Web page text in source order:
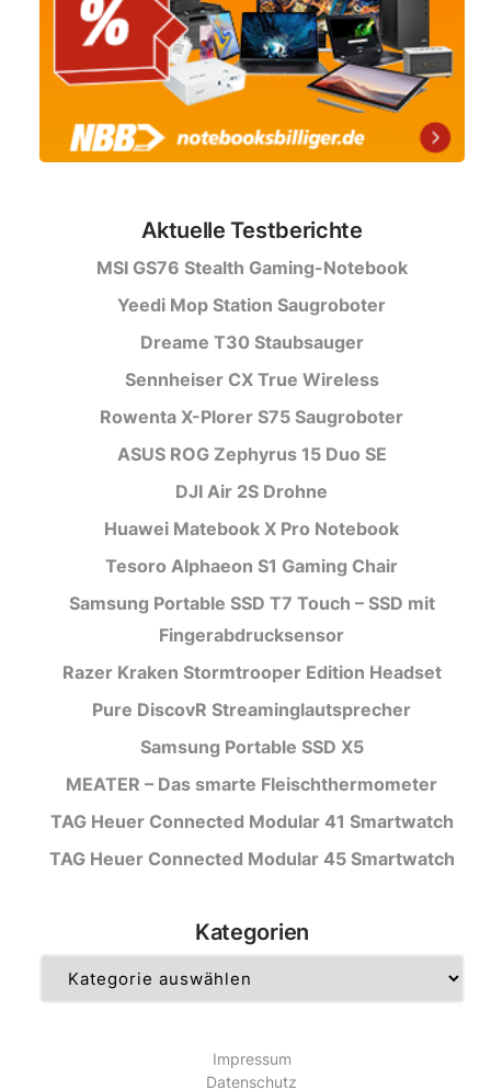
Aktuelle Testberichte
MSI GS76 Stealth Gaming-Notebook
Yeedi Mop Station Saugroboter
Dreame T30 Staubsauger
Sennheiser CX True Wireless
Rowenta X-Plorer S75 Saugroboter
ASUS ROG Zephyrus 15 Duo SE
DJI Air 2S Drohne
Huawei Matebook X Pro Notebook
Tesoro Alphaeon S1 Gaming Chair
Samsung Portable SSD T7 Touch – SSD mit
Fingerabdrucksensor
Razer Kraken Stormtrooper Edition Headset
Pure DiscovR Streaminglautsprecher
Samsung Portable SSD X5
MEATER – Das smarte Fleischthermometer
TAG Heuer Connected Modular 41 Smartwatch
TAG Heuer Connected Modular 45 Smartwatch
Kategorien
Impressum
Datenschutz